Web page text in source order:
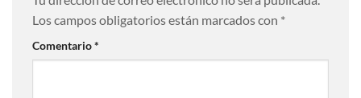
Los campos obligatorios están marcados con *
Comentario*